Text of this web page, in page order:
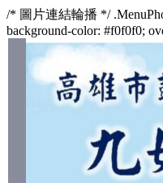
/* 圖片連結輪播 */
background-color: #f0f0f0;